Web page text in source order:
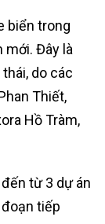
biển trong
mới. Đây là
do các
Thiết,
Hồ Tràm,
từ 3 dự án
tiếp